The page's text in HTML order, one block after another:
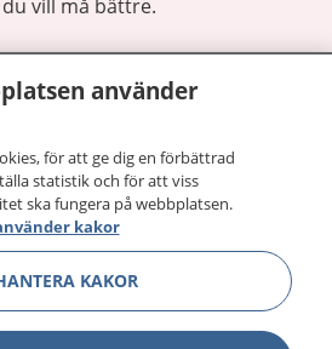
vill må bättre.
Visa
använder
för att ge dig en förbättrad
statistik och för att viss
ska fungera på webbplatsen.
kakor
KAKOR